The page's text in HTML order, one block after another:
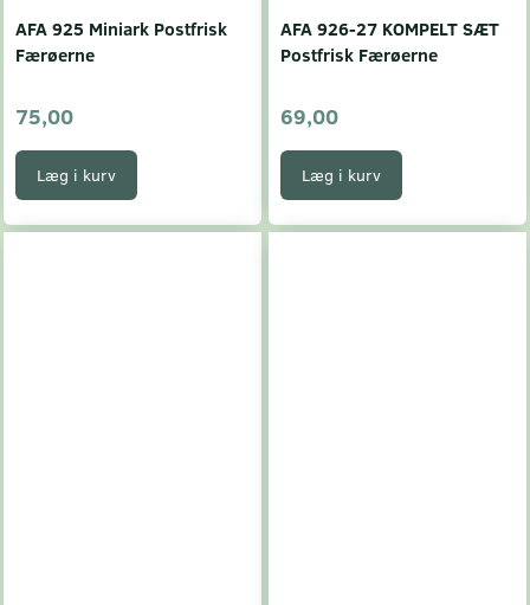
AFA 925 Miniark Postfrisk
Færøerne
75,00
Læg i kurv
AFA 926-27 KOMPELT SÆT
Postfrisk Færøerne
69,00
Læg i kurv